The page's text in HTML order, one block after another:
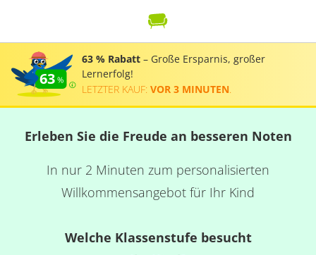
63
63 % Rabatt – Große Ersparnis, großer
Lernerfolg!
LETZTER KAUF: VOR 3 MINUTEN
Erleben Sie die Freude an besseren Noten
In nur 2 Minuten zum personalisierten
Willkommensangebot für Ihr Kind
Welche Klassenstufe besucht